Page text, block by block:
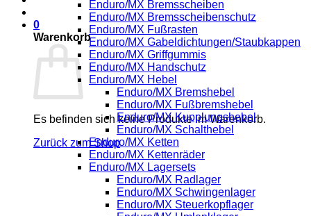
0
Warenkorb
Es befinden sich keine Produkte im Warenkorb.
Zurück zum Shop
Enduro/MX Bremsscheiben
Enduro/MX Bremsscheibenschutz
Enduro/MX Fußrasten
Enduro/MX Gabeldichtungen/Staubkappen
Enduro/MX Griffgummis
Enduro/MX Handschutz
Enduro/MX Hebel
Enduro/MX Bremshebel
Enduro/MX Fußbremshebel
Enduro/MX Kupplungshebel
Enduro/MX Schalthebel
Enduro/MX Ketten
Enduro/MX Kettenräder
Enduro/MX Lagersets
Enduro/MX Radlager
Enduro/MX Schwingenlager
Enduro/MX Steuerkopflager